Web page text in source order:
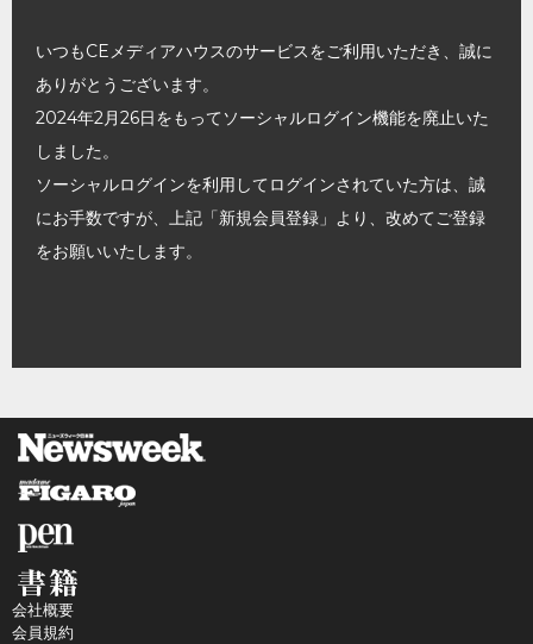
いつもCEメディアハウスのサービスをご利用いただき、誠に
ありがとうございます。
2024年2月26日をもってソーシャルログイン機能を廃止いた
しました。
ソーシャルログインを利用してログインされていた方は、誠
にお手数ですが、上記「新規会員登録」より、改めてご登録
をお願いいたします。
会社概要
会員規約